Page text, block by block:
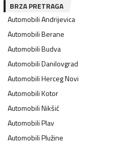
BRZA PRETRAGA
AutomobiliAndrijevica
AutomobiliBerane
AutomobiliBudva
AutomobiliDanilovgrad
AutomobiliHerceg Novi
AutomobiliKotor
AutomobiliNikšić
AutomobiliPlav
AutomobiliPlužine